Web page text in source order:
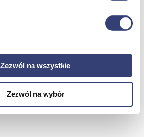
Zezwól na wszystkie
Zezwól na wybór